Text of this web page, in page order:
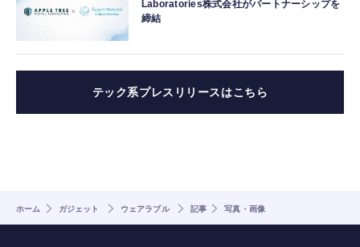
Laboratories株式会社がパートナーシップを
締結
テック系プレスリリースはこちら
ホーム ガジェット ウェアラブル 記事 写真・画像